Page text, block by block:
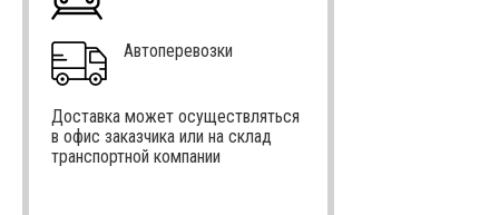
Автоперевозки
Доставка может осуществляться
в офис заказчика или на склад
транспортной компании